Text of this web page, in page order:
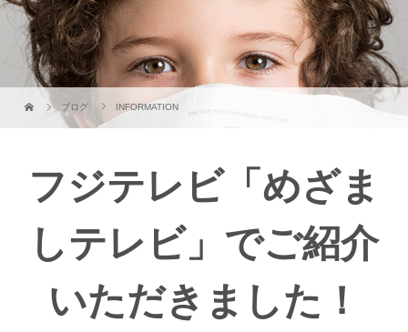
ブログ INFORMATION
フジテレビ「めざま
しテレビ」でご紹介
いただきました！